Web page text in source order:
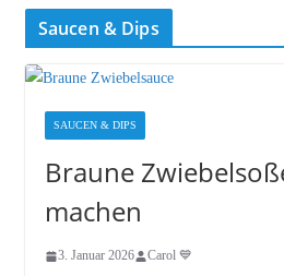
Saucen & Dips
SAUCEN & DIPS
Braune
machen
3. Januar 2026 Carol 💙